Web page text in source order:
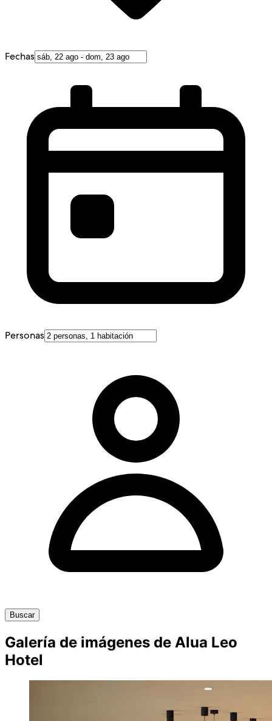
Fechas
Personas
Buscar
Galería de imágenes de Alua Leo
Hotel